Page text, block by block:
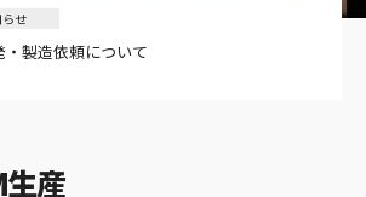
らせ
Gumi（ ㈱宮本組）」を追加しました。
らせ
・製造依頼について
らせ
ス葉酸グミ（ Number51）」を追加しまし
産